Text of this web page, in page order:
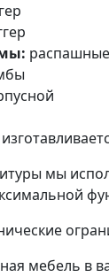
мы
мебель в